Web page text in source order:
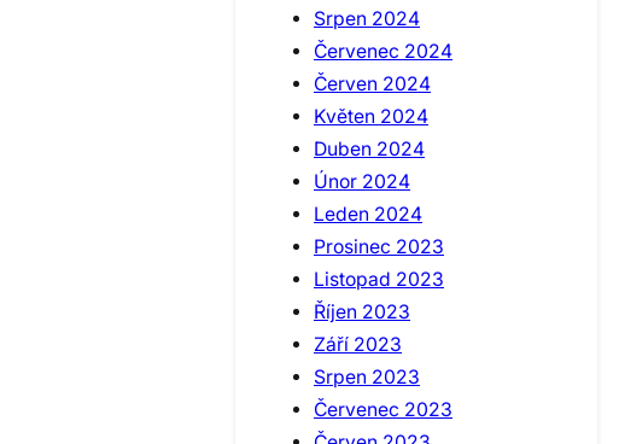
Srpen 2024
Červenec 2024
Červen 2024
Květen 2024
Duben 2024
Únor 2024
Leden 2024
Prosinec 2023
Listopad 2023
Říjen 2023
Září 2023
Srpen 2023
Červenec 2023